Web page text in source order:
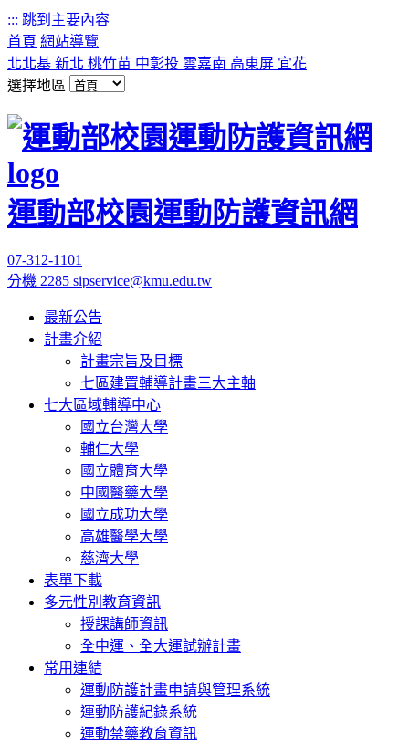
::: 跳到主要內容
首頁 網站導覽
北北基 新北 桃竹苗 中彰投 雲嘉南 高東屏 宜花
選擇地區
運動部校園運動防護資訊網
07-312-1101
分機 2285 sipservice@kmu.edu.tw
最新公告
計畫介紹
計畫宗旨及目標
七區建置輔導計畫三大主軸
七大區域輔導中心
國立台灣大學
輔仁大學
國立體育大學
中國醫藥大學
國立成功大學
高雄醫學大學
慈濟大學
表單下載
多元性別教育資訊
授課講師資訊
全中運、全大運試辦計畫
常用連結
運動防護計畫申請與管理系統
運動防護紀錄系統
運動禁藥教育資訊